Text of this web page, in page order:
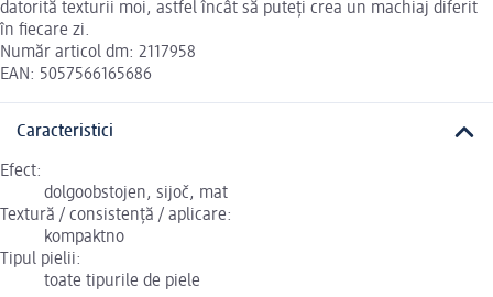
datorită texturii moi, astfel încât să puteți crea un machiaj diferit
în fiecare zi.
Număr articol dm: 2117958
EAN: 5057566165686
Caracteristici
Efect:
dolgoobstojen, sijoč, mat
Textură / consistență / aplicare:
kompaktno
Tipul pielii:
toate tipurile de piele